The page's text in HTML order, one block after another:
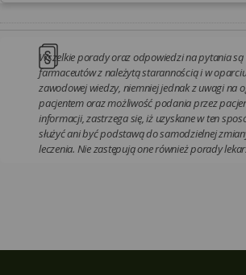
Wszelkie porady oraz odpowiedzi na pytania
farmaceutów z należytą starannością i w
zawodowej wiedzy, niemniej jednak z uwagi na
pacjentem oraz możliwość podania przez
informacji, zastrzega się, iż uzyskane w ten
służyć ani być podstawą do samodzielnej
leczenia. Nie zastępują one również porady